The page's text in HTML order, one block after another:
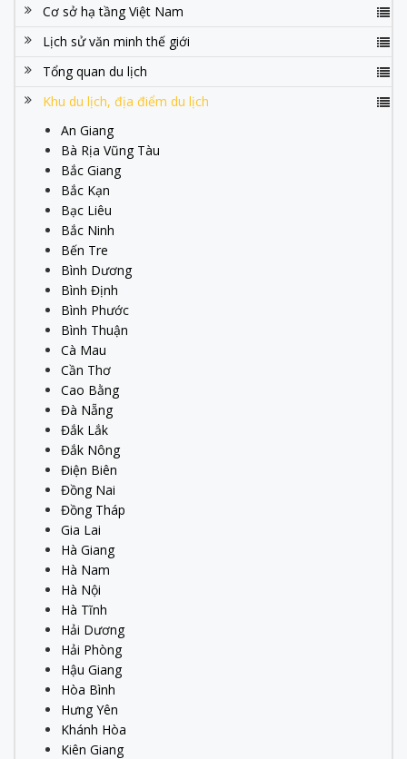
Cơ sở hạ tầng Việt Nam
Lịch sử văn minh thế giới
Tổng quan du lịch
Khu du lịch, địa điểm du lịch
An Giang
Bà Rịa Vũng Tàu
Bắc Giang
Bắc Kạn
Bạc Liêu
Bắc Ninh
Bến Tre
Bình Dương
Bình Định
Bình Phước
Bình Thuận
Cà Mau
Cần Thơ
Cao Bằng
Đà Nẵng
Đắk Lắk
Đắk Nông
Điện Biên
Đồng Nai
Đồng Tháp
Gia Lai
Hà Giang
Hà Nam
Hà Nội
Hà Tĩnh
Hải Dương
Hải Phòng
Hậu Giang
Hòa Bình
Hưng Yên
Khánh Hòa
Kiên Giang